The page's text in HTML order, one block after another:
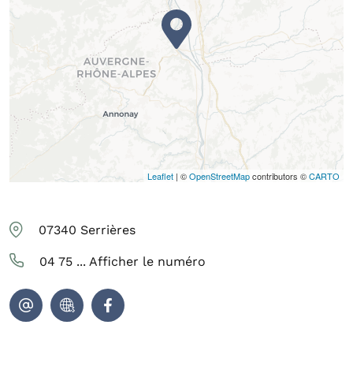
Leaflet | ©OpenStreetMapcontributors ©CARTO
07340 Serrières
04 75 ... Afficher le numéro